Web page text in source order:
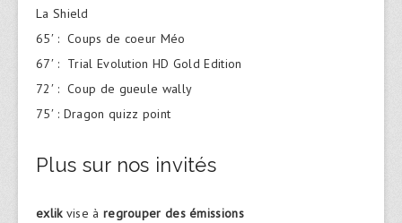
La Shield
65′ : Coups de coeur Méo
67′ : Trial Evolution HD Gold Edition
72′ : Coup de gueule wally
75′ : Dragon quizz point
Plus sur nos invités
exlikvise à regrouper des émissions